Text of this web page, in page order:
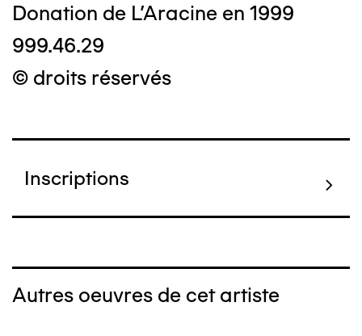
Donation de L'Aracine en 1999
999.46.29
© droits réservés
Inscriptions
Autres oeuvres de cet artiste